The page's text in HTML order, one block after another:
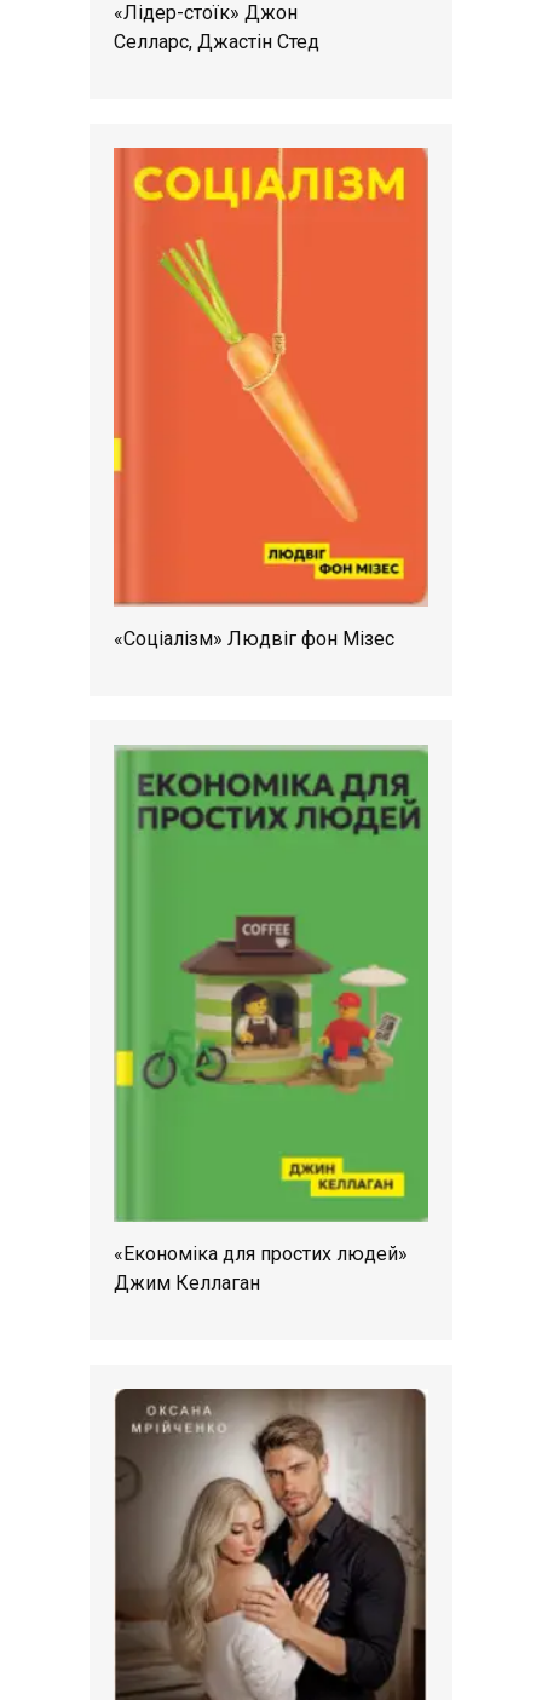
«Лідер-стоїк» Джон
Селларс, Джастін Стед
«Соціалізм» Людвіг фон Мізес
«Економіка для простих людей»
Джим Келлаган